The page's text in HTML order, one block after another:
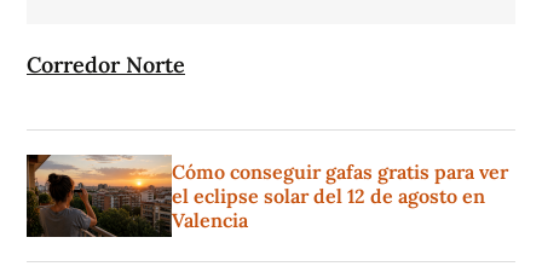
Corredor Norte
Cómo conseguir gafas gratis para ver
el eclipse solar del 12 de agosto en
Valencia